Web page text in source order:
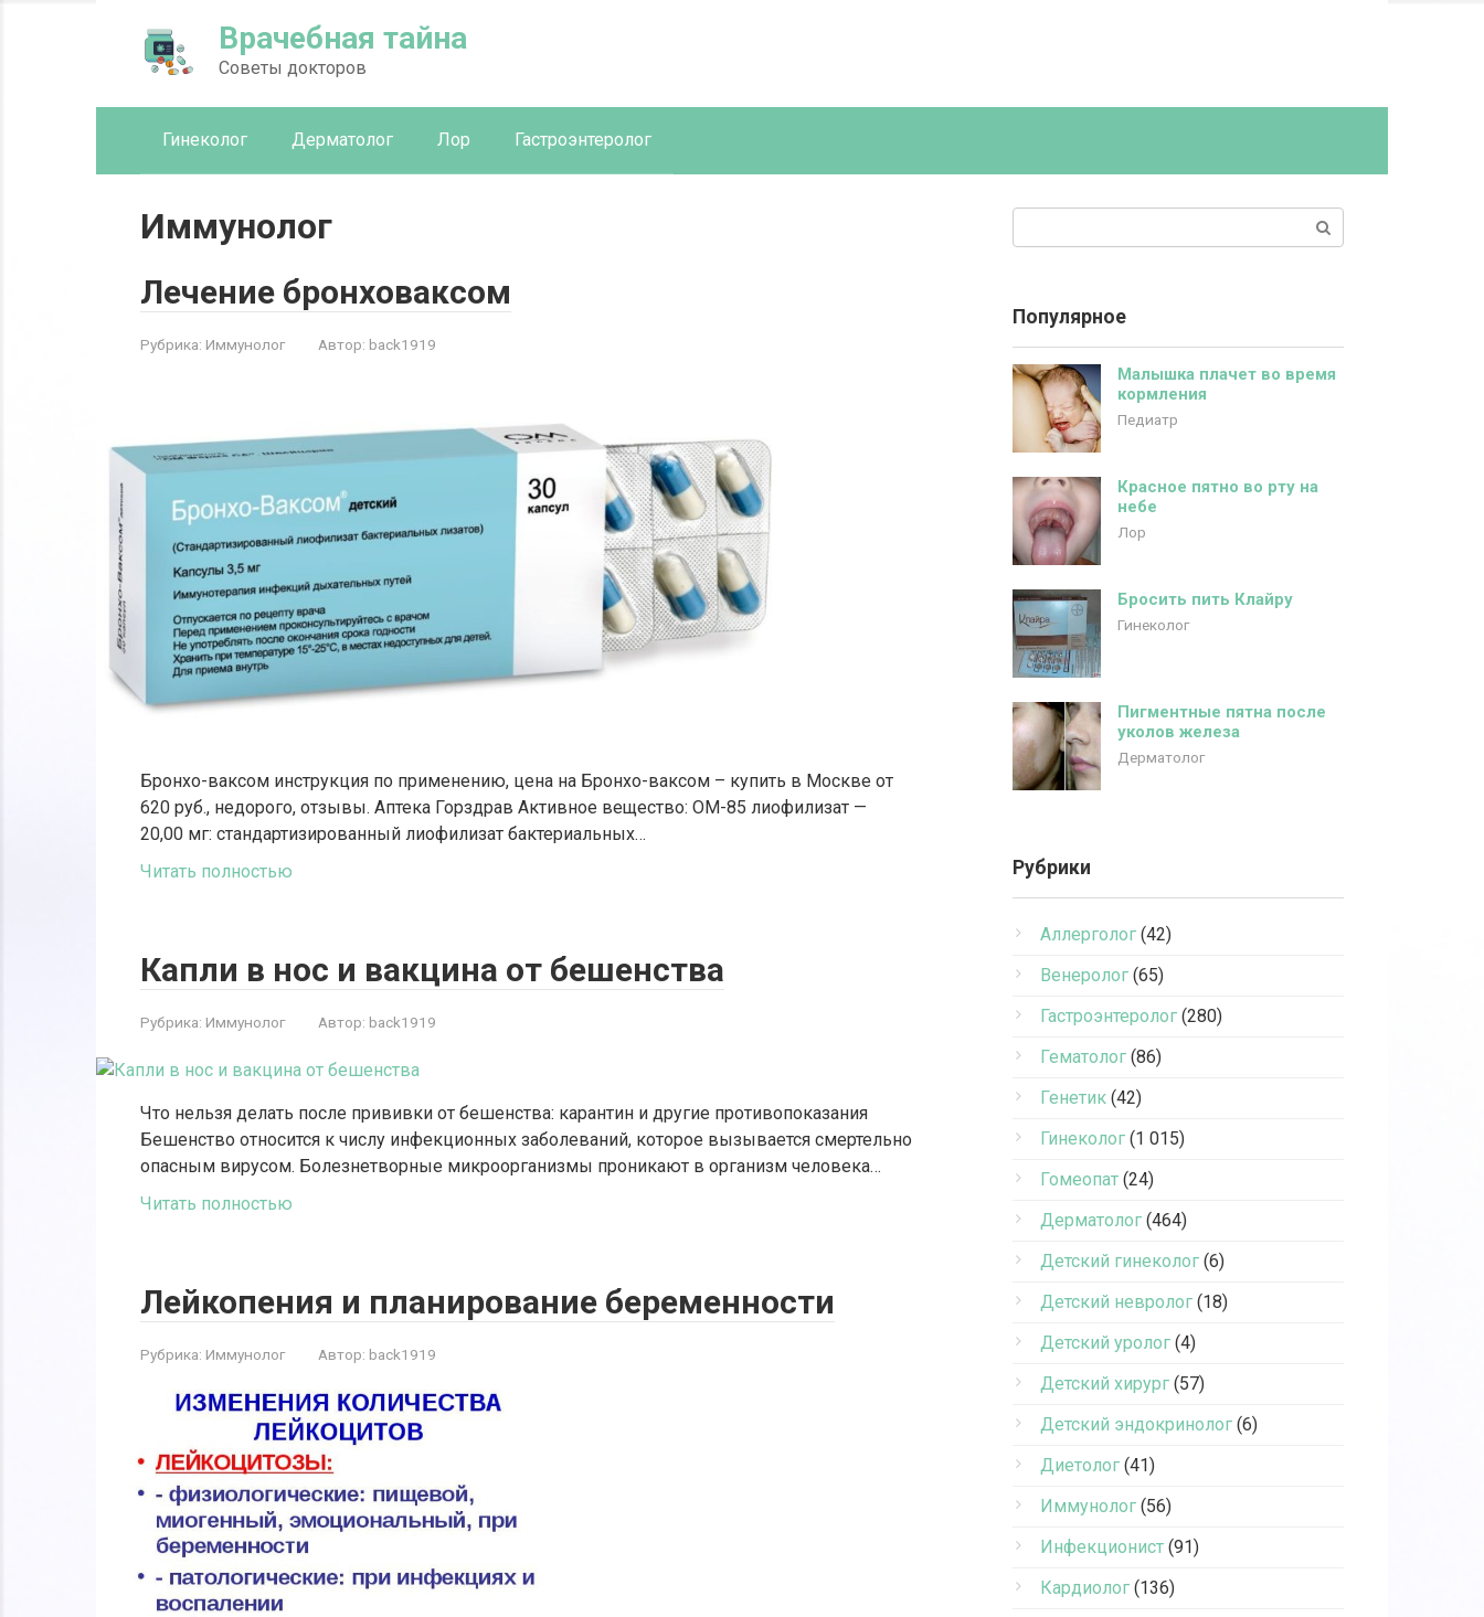
Врачебная тайна
Советы докторов
Гинеколог Дерматолог Лор Гастроэнтеролог
Иммунолог
Лечение бронховаксом
Рубрика: Иммунолог Автор: back1919
Бронхо-ваксом инструкция по применению, цена на Бронхо-ваксом – купить в Москве от
620 руб., недорого, отзывы. Аптека Горздрав Активное вещество: ОМ-85 лиофилизат —
20,00 мг: стандартизированный лиофилизат бактериальных…
Читать полностью
Капли в нос и вакцина от бешенства
Рубрика: Иммунолог Автор: back1919
Что нельзя делать после прививки от бешенства: карантин и другие противопоказания
Бешенство относится к числу инфекционных заболеваний, которое вызывается смертельно
опасным вирусом. Болезнетворные микроорганизмы проникают в организм человека…
Читать полностью
Лейкопения и планирование беременности
Рубрика: Иммунолог Автор: back1919
Популярное
Малышка плачет во время
кормления
Педиатр
Красное пятно во рту на
небе
Лор
Бросить пить Клайру
Гинеколог
Пигментные пятна после
уколов железа
Дерматолог
Рубрики
Аллерголог (42)
Венеролог (65)
Гастроэнтеролог (280)
Гематолог (86)
Генетик (42)
Гинеколог (1 015)
Гомеопат (24)
Дерматолог (464)
Детский гинеколог (6)
Детский невролог (18)
Детский уролог (4)
Детский хирург (57)
Детский эндокринолог (6)
Диетолог (41)
Иммунолог (56)
Инфекционист (91)
Кардиолог (136)